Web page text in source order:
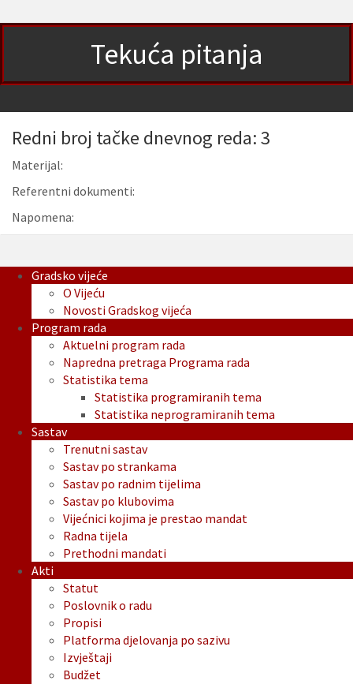
Tekuća pitanja
Redni broj tačke dnevnog reda: 3
Materijal:
Referentni dokumenti:
Napomena:
Gradsko vijeće
O Vijeću
Novosti Gradskog vijeća
Program rada
Aktuelni program rada
Napredna pretraga Programa rada
Statistika tema
Statistika programiranih tema
Statistika neprogramiranih tema
Sastav
Trenutni sastav
Sastav po strankama
Sastav po radnim tijelima
Sastav po klubovima
Vijećnici kojima je prestao mandat
Radna tijela
Prethodni mandati
Akti
Statut
Poslovnik o radu
Propisi
Platforma djelovanja po sazivu
Izvještaji
Budžet